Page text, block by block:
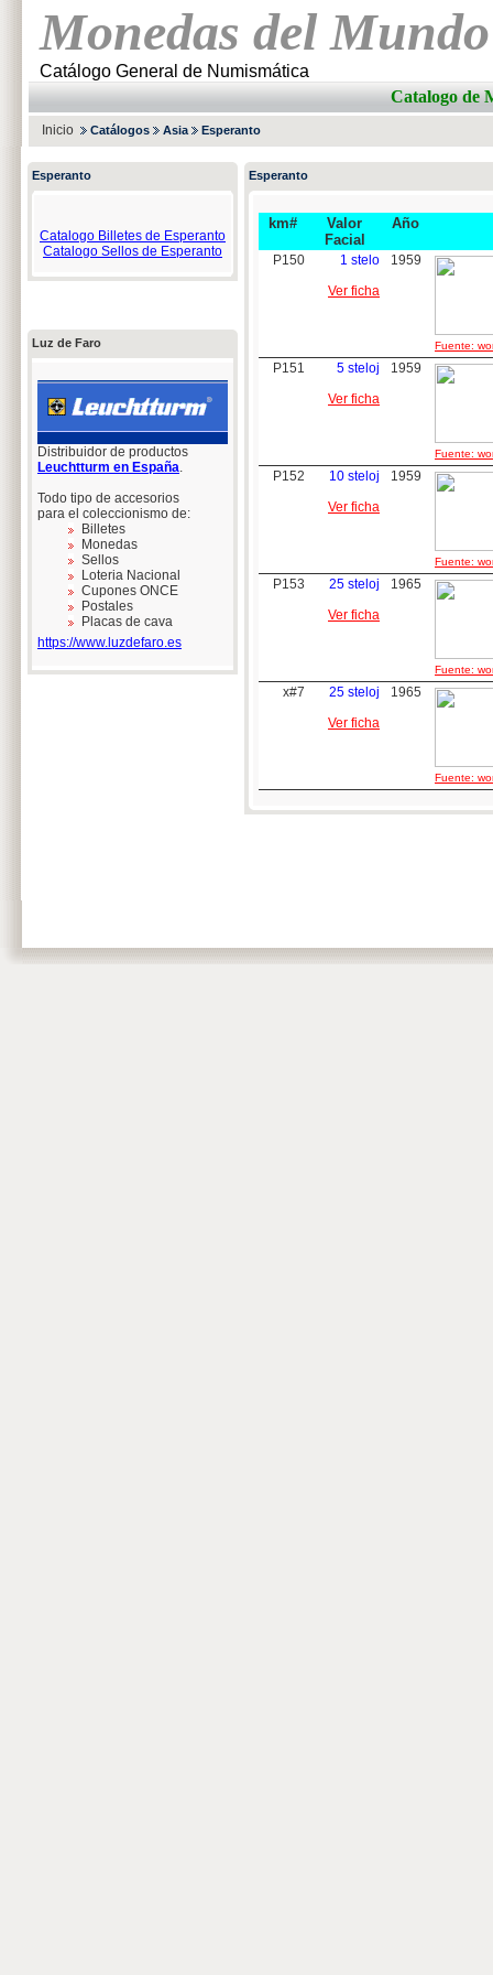
Monedas del Mundo
Catálogo General de Numismática
Catalogo de
Inicio Catálogos Asia Esperanto
Esperanto
Catalogo Billetes de Esperanto
Catalogo Sellos de Esperanto
Luz de Faro
Distribuidor de productos
Leuchtturm en España.
Todo tipo de accesorios
para el coleccionismo de:
Billetes
Monedas
Sellos
Loteria Nacional
Cupones ONCE
Postales
Placas de cava
https://www.luzdefaro.es
Esperanto
km#
Valor
Facial
Año
P150
1 stelo
Ver ficha
1959
Fuente:
P151
5 steloj
Ver ficha
1959
Fuente:
P152
10 steloj
Ver ficha
1959
Fuente:
P153
25 steloj
Ver ficha
1965
Fuente:
x#7
25 steloj
Ver ficha
1965
Fuente: